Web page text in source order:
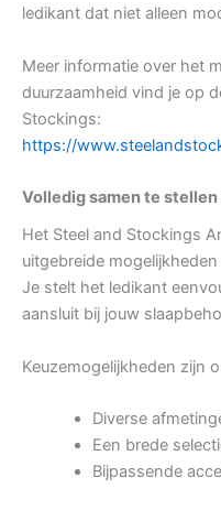
ledikant dat niet alleen
Meer informatie over het
duurzaamheid vind je op
Stockings:
https://
Volledig samen te
Het Steel and Stockings
uitgebreide
Je stelt het ledikant
aansluit bij jouw
Keuzemogelijkheden zijn
Diverse
Een brede
Bijpassende